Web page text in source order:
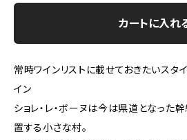
カートに入れ
常時ワインリストに載せておきたいスタ
イン
ショレ・レ・ボーヌは今は県道となっ
置する小さな村。